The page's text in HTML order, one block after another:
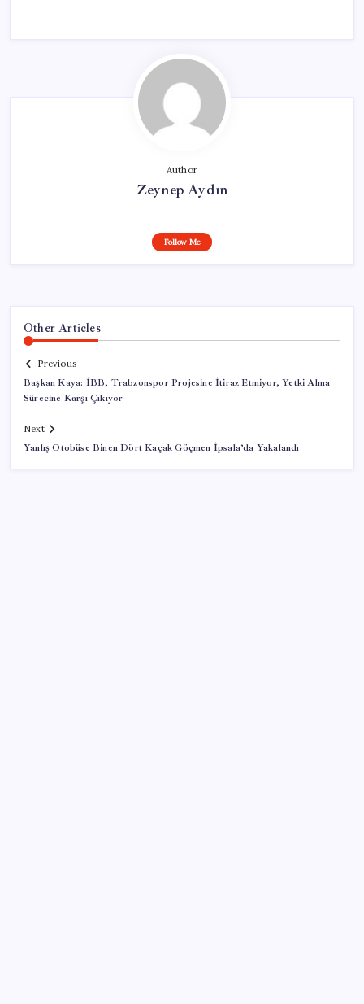
Author
Zeynep Aydın
Follow Me
Other Articles
Previous
Başkan Kaya: İBB, Trabzonspor Projesine İtiraz Etmiyor, Yetki Alma
Sürecine Karşı Çıkıyor
Next
Yanlış Otobüse Binen Dört Kaçak Göçmen İpsala’da Yakalandı